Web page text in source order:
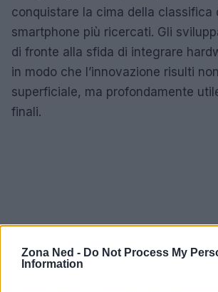
Zona Ned - Do Not Process My
Information
conquistare la cima della classifica
smartphone più ricercati. Gli
di fronte alla sfida di integrare
in modo che l’innovazione risulti
superficiale, ma profondamente
finali.